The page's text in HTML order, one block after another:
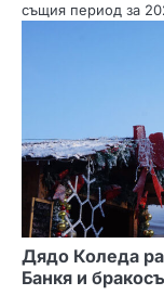
същия период за
Дядо Коледа
Банкя и